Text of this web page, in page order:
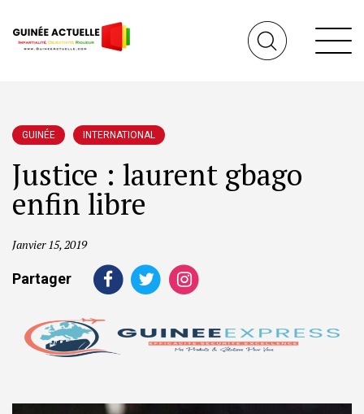
GUINÉE INTERNATIONAL
Justice : laurent gbago
enfin libre
Janvier 15, 2019
Partager